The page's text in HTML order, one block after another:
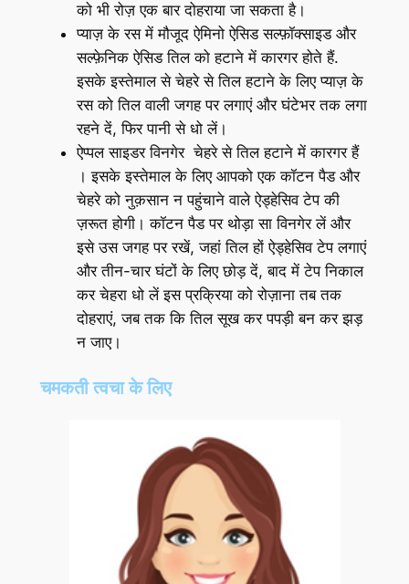
को भी रोज़ एक बार दोहराया जा सकता है।
प्याज़ के रस में मौजूद ऐमिनो ऐसिड सल्फ़ॉक्साइड और
सल्फ़ेनिक ऐसिड तिल को हटाने में कारगर होते हैं.
इसके इस्तेमाल से चेहरे से तिल हटाने के लिए प्याज़ के
रस को तिल वाली जगह पर लगाएं और घंटेभर तक लगा
रहने दें, फिर पानी से धो लें।
ऐप्पल साइडर विनगेर चेहरे से तिल हटाने में कारगर हैं
। इसके इस्तेमाल के लिए आपको एक कॉटन पैड और
चेहरे को नुक़सान न पहुंचाने वाले ऐड्हेसिव टेप की
ज़रूत होगी। कॉटन पैड पर थोड़ा सा विनगेर लें और
इसे उस जगह पर रखें, जहां तिल हों ऐड्हेसिव टेप लगाएं
और तीन-चार घंटों के लिए छोड़ दें, बाद में टेप निकाल
कर चेहरा धो लें इस प्रक्रिया को रोज़ाना तब तक
दोहराएं, जब तक कि तिल सूख कर पपड़ी बन कर झड़
न जाए।
चमकती त्वचा के लिए